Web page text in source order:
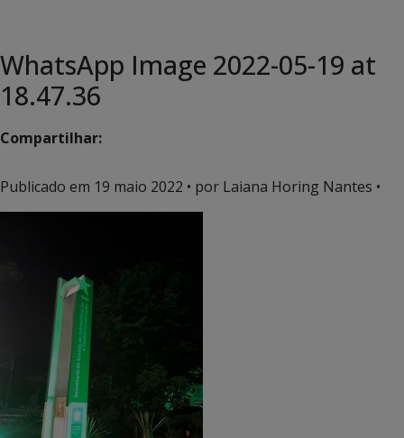
WhatsApp Image 2022-05-19 at
18.47.36
Compartilhar:
Publicado em 19 maio 2022 • por Laiana Horing Nantes •